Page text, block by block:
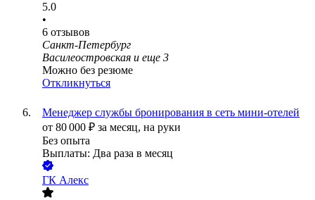
5.0
•
6 отзывов
Санкт-Петербург
Василеостровская и еще 3
Можно без резюме
Откликнуться
Менеджер службы бронирования в сеть мини-отелей
от 80 000 ₽ за месяц, на руки
Без опыта
Выплаты: Два раза в месяц
ГК Алекс